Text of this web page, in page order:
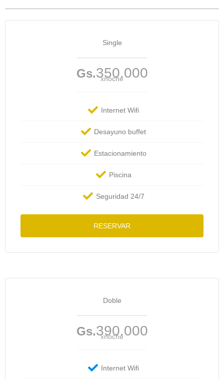
Single
Gs.350.000
xnoche
Internet Wifi
Desayuno buffet
Estacionamiento
Piscina
Seguridad 24/7
RESERVAR
Doble
Gs.390.000
xnoche
Internet Wifi